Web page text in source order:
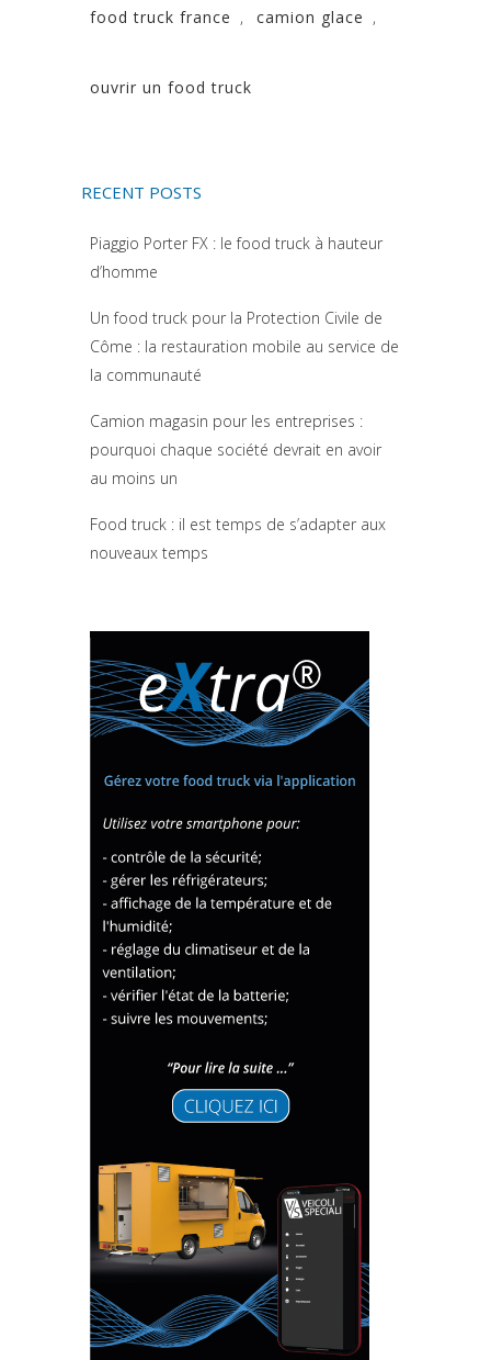
food truck france , camion glace ,
ouvrir un food truck
RECENT POSTS
Piaggio Porter FX : le food truck à hauteur
d’homme
Un food truck pour la Protection Civile de
Côme : la restauration mobile au service de
la communauté
Camion magasin pour les entreprises :
pourquoi chaque société devrait en avoir
au moins un
Food truck : il est temps de s’adapter aux
nouveaux temps